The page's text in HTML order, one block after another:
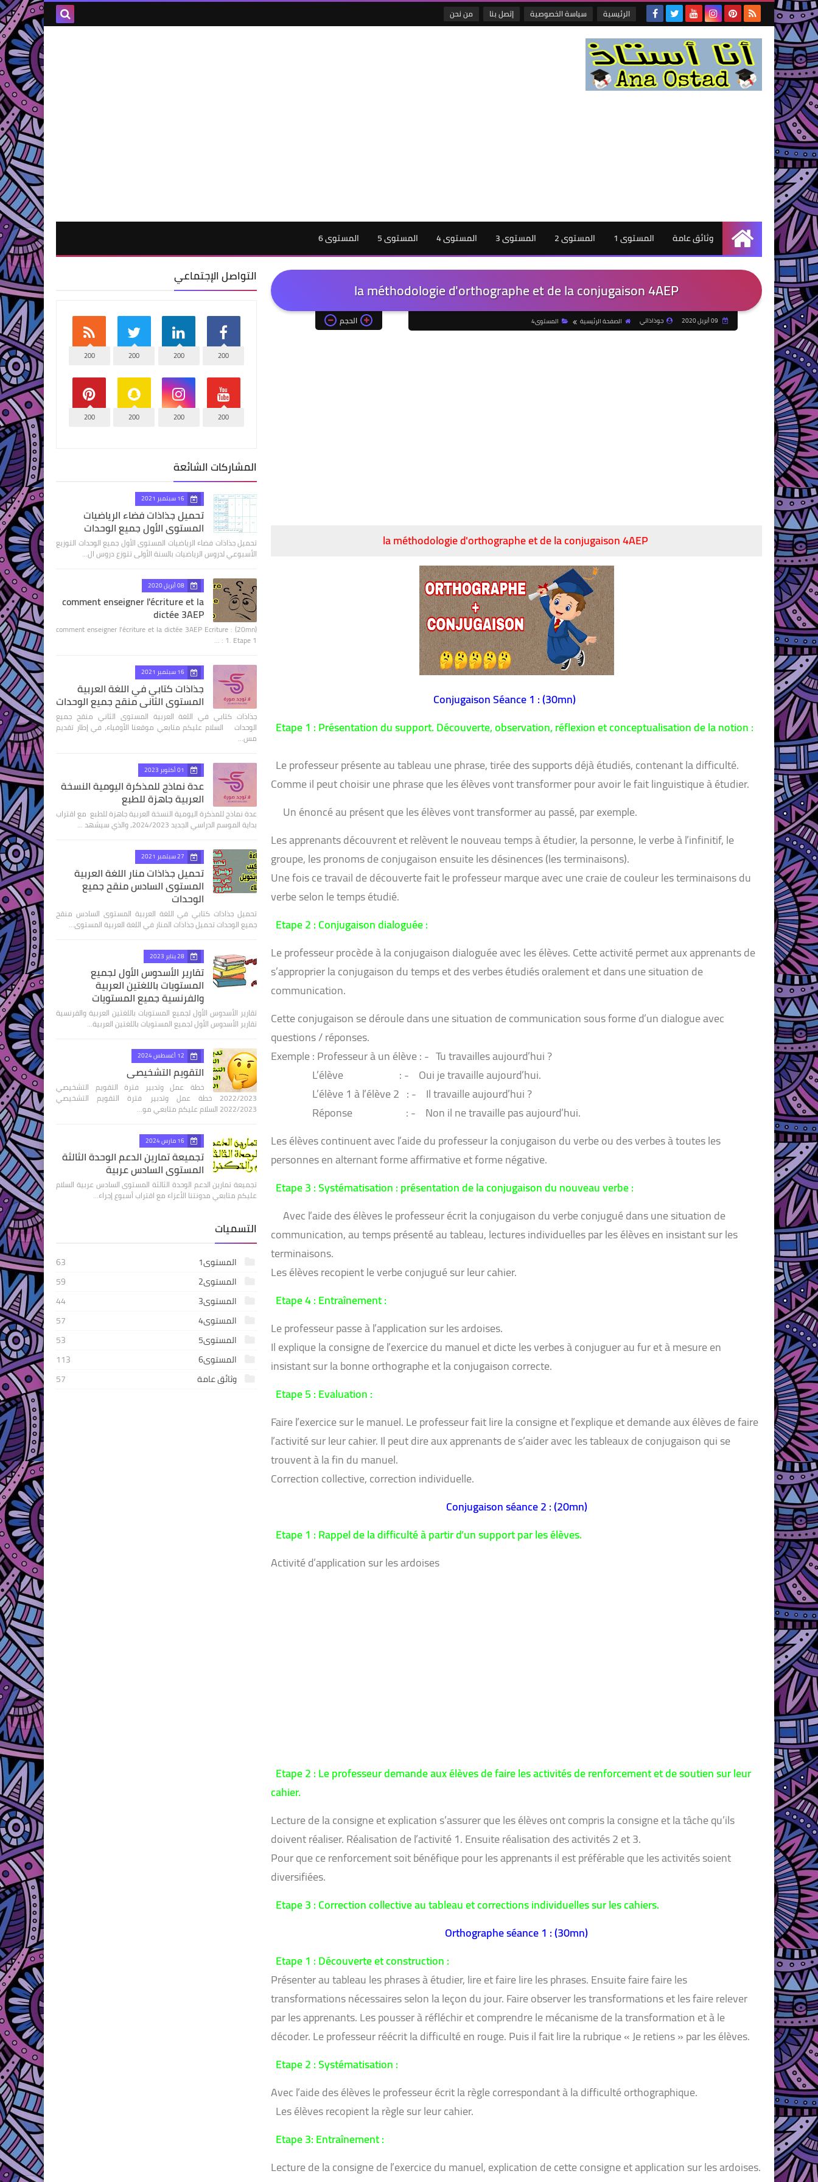
الرئيسية سياسة الخصوصية إتصل بنا من نحن
الرئيسية
وثائق عامة المستوى 1 المستوى 2 المستوى 3 المستوى 4 المستوى 5 المستوى 6
la méthodologie d'orthographe et de la conjugaison 4AEP
جوذاذاتي الصفحة الرئيسية المستوى4 الحجم
la méthodologie d'orthographe et de la conjugaison 4AEP
Conjugaison Séance 1 : (30mn)
Etape 1 : Présentation du support. Découverte, observation, réflexion et conceptualisation de la notion :
Le professeur présente au tableau une phrase, tirée des supports déjà étudiés, contenant la difficulté.
Comme il peut choisir une phrase que les élèves vont transformer pour avoir le fait linguistique à étudier.
Un énoncé au présent que les élèves vont transformer au passé, par exemple.
Les apprenants découvrent et relèvent le nouveau temps à étudier, la personne, le verbe à l’infinitif, le
groupe, les pronoms de conjugaison ensuite les désinences (les terminaisons).
Une fois ce travail de découverte fait le professeur marque avec une craie de couleur les terminaisons du
verbe selon le temps étudié.
Etape 2 : Conjugaison dialoguée :
Le professeur procède à la conjugaison dialoguée avec les élèves. Cette activité permet aux apprenants de
s’approprier la conjugaison du temps et des verbes étudiés oralement et dans une situation de
communication.
Cette conjugaison se déroule dans une situation de communication sous forme d’un dialogue avec
questions / réponses.
Exemple : Professeur à un élève : - Tu travailles aujourd’hui ?
L’élève : - Oui je travaille aujourd’hui.
L’élève 1 à l’élève 2 : - Il travaille aujourd’hui ?
Réponse : - Non il ne travaille pas aujourd’hui.
Les élèves continuent avec l’aide du professeur la conjugaison du verbe ou des verbes à toutes les
personnes en alternant forme affirmative et forme négative.
Etape 3 : Systématisation : présentation de la conjugaison du nouveau verbe :
Avec l’aide des élèves le professeur écrit la conjugaison du verbe conjugué dans une situation de
communication, au temps présenté au tableau, lectures individuelles par les élèves en insistant sur les
terminaisons.
Les élèves recopient le verbe conjugué sur leur cahier.
Etape 4 : Entraînement :
Le professeur passe à l’application sur les ardoises.
Il explique la consigne de l’exercice du manuel et dicte les verbes à conjuguer au fur et à mesure en
insistant sur la bonne orthographe et la conjugaison correcte.
Etape 5 : Evaluation :
Faire l’exercice sur le manuel. Le professeur fait lire la consigne et l’explique et demande aux élèves de faire
l’activité sur leur cahier. Il peut dire aux apprenants de s’aider avec les tableaux de conjugaison qui se
trouvent à la fin du manuel.
Correction collective, correction individuelle.
Conjugaison séance 2 : (20mn)
Etape 1 : Rappel de la difficulté à partir d’un support par les élèves.
Activité d’application sur les ardoises
Etape 2 : Le professeur demande aux élèves de faire les activités de renforcement et de soutien sur leur
cahier.
Lecture de la consigne et explication s’assurer que les élèves ont compris la consigne et la tâche qu’ils
doivent réaliser. Réalisation de l’activité 1. Ensuite réalisation des activités 2 et 3.
Pour que ce renforcement soit bénéfique pour les apprenants il est préférable que les activités soient
diversifiées.
Etape 3 : Correction collective au tableau et corrections individuelles sur les cahiers.
Orthographe séance 1 : (30mn)
Etape 1 : Découverte et construction :
Présenter au tableau les phrases à étudier, lire et faire lire les phrases. Ensuite faire faire les
transformations nécessaires selon la leçon du jour. Faire observer les transformations et les faire relever
par les apprenants. Les pousser à réfléchir et comprendre le mécanisme de la transformation et à le
décoder. Le professeur réécrit la difficulté en rouge. Puis il fait lire la rubrique « Je retiens » par les élèves.
Etape 2 : Systématisation :
Avec l’aide des élèves le professeur écrit la règle correspondant à la difficulté orthographique.
Les élèves recopient la règle sur leur cahier.
Etape 3: Entraînement :
Lecture de la consigne de l’exercice du manuel, explication de cette consigne et application sur les ardoises.
التواصل الإجتماعي
200
200
200
200
200
200
200
200
المشاركات الشائعة
16 سبتمبر 2021
تحميل جذاذات فضاء الرياضيات
المستوى الأول جميع الوحدات
تحميل جذاذات فضاء الرياضيات المستوى الأول جميع الوحدات التوزيع
الأسبوعي لدروس الرياضيات بالسنة الأولى تتوزع دروس ال…
08 أبريل 2020
comment enseigner l'écriture et la
dictée 3AEP
comment enseigner l'écriture et la dictée 3AEP Ecriture : (20mn)
1. Etape 1 : …
16 سبتمبر 2021
جذاذات كتابي في اللغة العربية
المستوى الثاني منقح جميع الوحدات
جذاذات كتابي في اللغة العربية المستوى الثاني منقح جميع
الوحدات السلام عليكم متابعي موقعنا الأوفياء، في إطار تقديم
مس…
01 أكتوبر 2023
عدة نماذج للمذكرة اليومية النسخة
العربية جاهزة للطبع
عدة نماذج للمذكرة اليومية النسخة العربية جاهزة للطبع مع اقتراب
بداية الموسم الدراسي الجديد 2024/2023، والذي سيشهد …
27 سبتمبر 2021
تحميل جذاذات منار اللغة العربية
المستوى السادس منقح جميع
الوحدات
تحميل جذاذات كتابي في اللغة العربية المستوى السادس منقح
جميع الوحدات تحميل جذاذات المنار في اللغة العربية المستوى…
28 يناير 2023
تقارير الأسدوس الأول لجميع
المستويات باللغتين العربية
والفرنسية جميع المستويات
تقارير الأسدوس الأول لجميع المستويات باللغتين العربية والفرنسية
تقارير الأسدوس الأول لجميع المستويات باللغتين العربية…
12 أغسطس 2024
التقويم التشخيصي
خطة عمل وتدبير فترة التقويم التشخيصي
2022/2023 خطة عمل وتدبير فترة التقويم التشخيصي
2022/2023 السلام عليكم متابعي مو…
16 مارس 2024
تجميعة تمارين الدعم الوحدة الثالثة
المستوى السادس عربية
تجميعة تمارين الدعم الوحدة الثالثة المستوى السادس عربية السلام
عليكم متابعي مدونتنا الأعزاء مع اقتراب أسبوع إجراء…
التسميات
المستوى1
63
المستوى2
59
المستوى3
44
المستوى4
57
المستوى5
53
المستوى6
113
وثائق عامة
57